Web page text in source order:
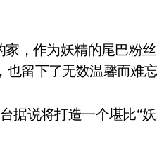
，作为妖精的尾巴粉
留下了无数温馨而难忘
说将打造一个堪比“妖